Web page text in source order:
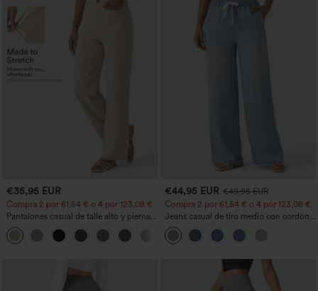
€35,95 EUR
Compra 2 por 61,54 € o 4 por 123,08 €.
Pantalones casual de talle alto y pierna
recta con tacto de lino y bolsillos
+5
€44,95 EUR €49,95 EUR
Compra 2 por 61,54 € o 4 por 123,08 €.
Jeans casual de tiro medio con cordón y
bolsillos